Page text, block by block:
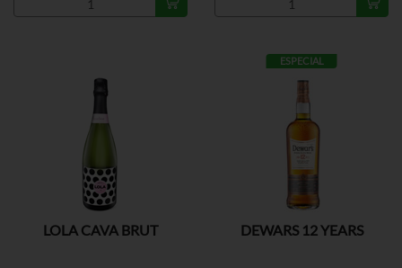
LOLA CAVA BRUT
ESPECIAL
DEWARS 12 YEARS